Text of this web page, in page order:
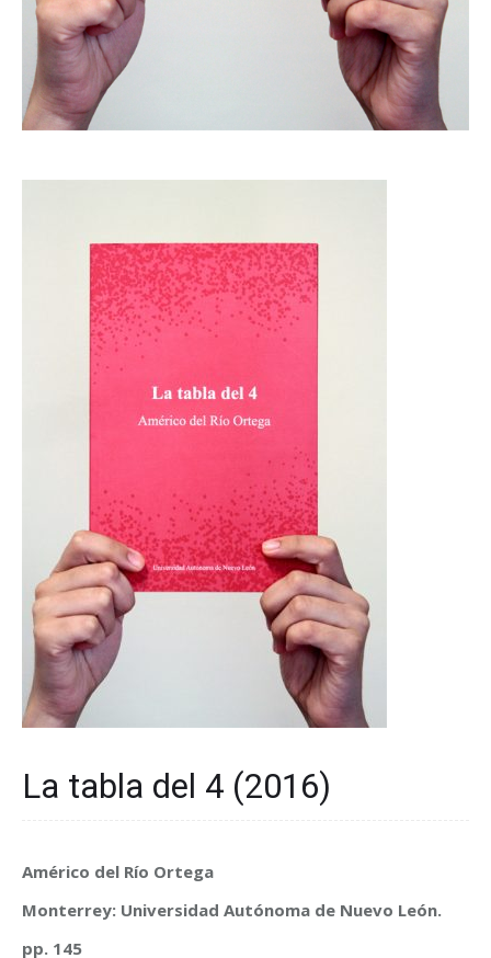
La tabla del 4 (2016)
Américo del Río Ortega
Monterrey: Universidad Autónoma de Nuevo León.
pp. 145